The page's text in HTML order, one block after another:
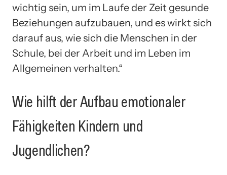
wichtig sein, um im Laufe der Zeit gesunde
Beziehungen aufzubauen, und es wirkt sich
darauf aus, wie sich die Menschen in der
Schule, bei der Arbeit und im Leben im
Allgemeinen verhalten.“
Wie hilft der Aufbau emotionaler
Fähigkeiten Kindern und
Jugendlichen?